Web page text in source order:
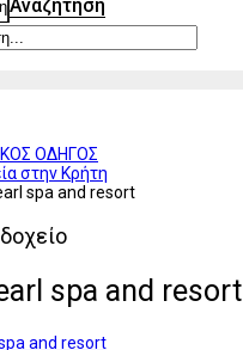
Αναζήτηση
ΟΔΗΓΟΣ
στην Κρήτη
spa and resort
spa and resort